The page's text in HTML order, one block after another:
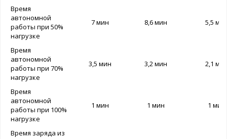
Время
автономной
работы при 50%
нагрузке
7 мин 8,6 мин 5,5
Время
автономной
работы при 70%
нагрузке
3,5 мин 3,2 мин 2,1
Время
автономной
работы при 100%
нагрузке
1 мин 1 мин 1 мин
Время заряда из